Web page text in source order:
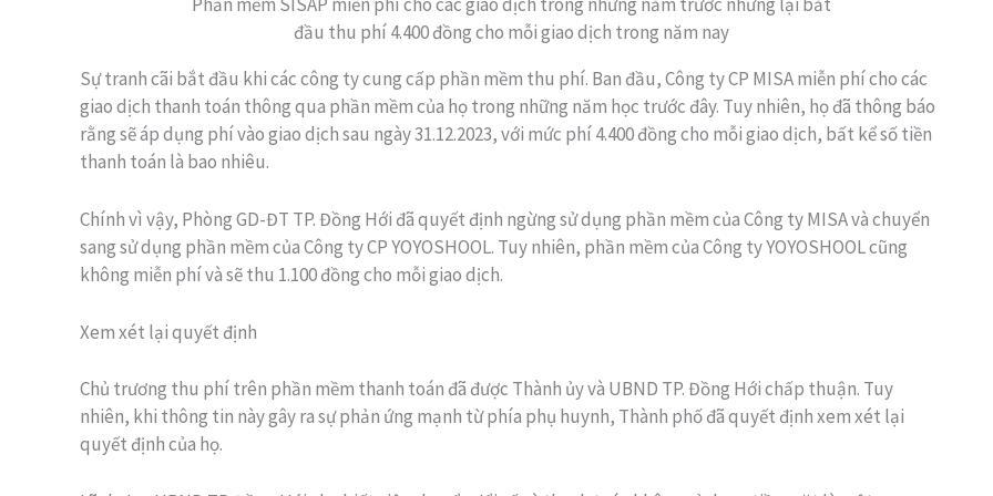
đầu thu phí 4.400 đồng cho mỗi giao dịch trong năm nay
Sự tranh cãi bắt đầu khi các công ty cung cấp phần mềm thu phí. Ban đầu, Công ty CP MISA miễn phí cho các
giao dịch thanh toán thông qua phần mềm của họ trong những năm học trước đây. Tuy nhiên, họ đã thông báo
rằng sẽ áp dụng phí vào giao dịch sau ngày 31.12.2023, với mức phí 4.400 đồng cho mỗi giao dịch, bất kể số tiền
thanh toán là bao nhiêu.
Chính vì vậy, Phòng GD-ĐT TP. Đồng Hới đã quyết định ngừng sử dụng phần mềm của Công ty MISA và chuyển
sang sử dụng phần mềm của Công ty CP YOYOSHOOL. Tuy nhiên, phần mềm của Công ty YOYOSHOOL cũng
không miễn phí và sẽ thu 1.100 đồng cho mỗi giao dịch.
Xem xét lại quyết định
Chủ trương thu phí trên phần mềm thanh toán đã được Thành ủy và UBND TP. Đồng Hới chấp thuận. Tuy
nhiên, khi thông tin này gây ra sự phản ứng mạnh từ phía phụ huynh, Thành phố đã quyết định xem xét lại
quyết định của họ.